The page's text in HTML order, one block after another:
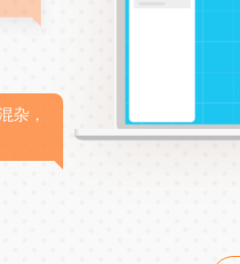
杂，